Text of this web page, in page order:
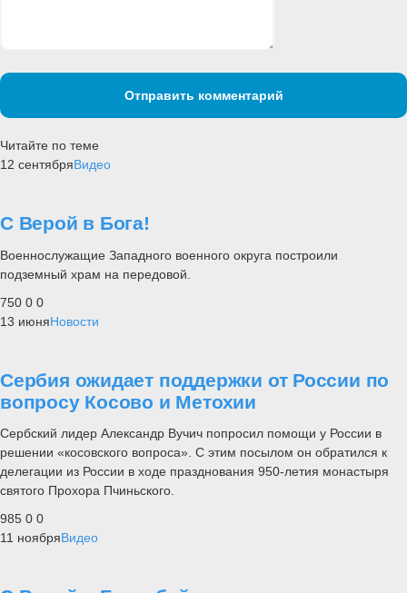
Отправить комментарий
Читайте по теме
12 сентябряВидео
С Верой в Бога!
Военнослужащие Западного военного округа построили
подземный храм на передовой.
750 0 0
13 июняНовости
Сербия ожидает поддержки от России по
вопросу Косово и Метохии
Сербский лидер Александр Вучич попросил помощи у России в
решении «косовского вопроса». С этим посылом он обратился к
делегации из России в ходе празднования 950-летия монастыря
святого Прохора Пчиньского.
985 0 0
11 ноябряВидео